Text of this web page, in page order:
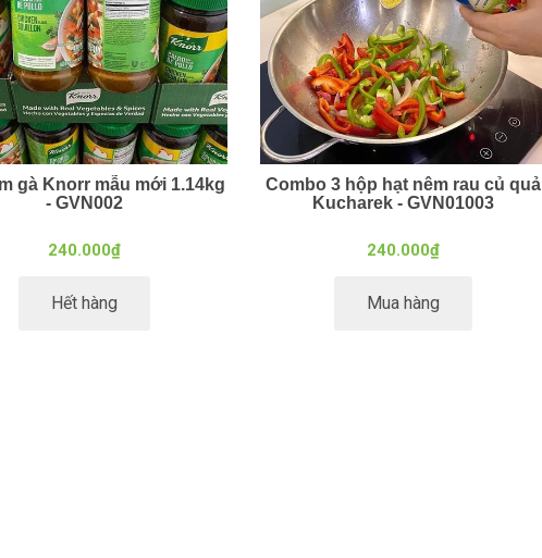
gà Knorr mẫu mới 1.14kg
- GVN002
240.000₫
Hết hàng
Combo 3 hộp hạt nêm rau củ quả
Kucharek - GVN01003
240.000₫
Mua hàng